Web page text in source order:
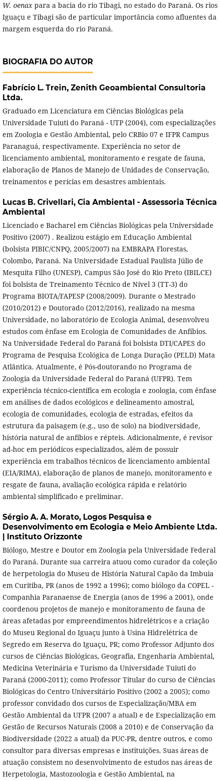
W. oenaxpara a bacia do rio Tibagi, no estado do Paraná. Os rios
Iguaçu e Tibagi são de particular importância como afluentes da
margem esquerda do rio Paraná.
BIOGRAFIA DO AUTOR
Fabrício L. Trein, Zenith Geoambiental Consultoria
Ltda.
Graduado em Licenciatura em Ciências Biológicas pela
Universidade Tuiuti do Paraná - UTP (2004), com especializações
em Zoologia e Gestão Ambiental, pelo CRBio 07 e IFPR Campus
Paranaguá, respectivamente. Experiência no setor de
licenciamento ambiental, monitoramento e resgate de fauna,
elaboração de Planos de Manejo de Unidades de Conservação,
treinamentos e perícias em desastres ambientais.
Lucas B. Crivellari, Cia Ambiental - Assessoria Técnica
Ambiental
Licenciado e Bacharel em Ciências Biológicas pela Universidade
Positivo (2007) . Realizou estágio em Educação Ambiental
(bolsista PIBIC/CNPQ, 2005/2007) na EMBRAPA Florestas,
Colombo, Paraná. Na Universidade Estadual Paulista Júlio de
Mesquita Filho (UNESP), Campus São José do Rio Preto (IBILCE)
foi bolsista de Treinamento Técnico de Nível 3 (TT-3) do
Programa BIOTA/FAPESP (2008/2009). Durante o Mestrado
(2010/2012) e Doutorado (2012/2016), realizado na mesma
Universidade, no laboratório de Ecologia Animal, desenvolveu
estudos com ênfase em Ecologia de Comunidades de Anfíbios.
Na Universidade Federal do Paraná foi bolsista DTI/CAPES do
Programa de Pesquisa Ecológica de Longa Duração (PELD) Mata
Atlântica. Atualmente, é Pós-doutorando no Programa de
Zoologia da Universidade Federal do Paraná (UFPR). Tem
experiência técnico-científica em ecologia e zoologia, com ênfase
em análises de dados ecológicos e delineamento amostral,
ecologia de comunidades, ecologia de estradas, efeitos da
estrutura da paisagem (e.g., uso de solo) na biodiversidade,
história natural de anfíbios e répteis. Adicionalmente, é revisor
ad-hoc em periódicos especializados, além de possuir
experiência em trabalhos técnicos de licenciamento ambiental
(EIA/RIMA), elaboração de planos de manejo, monitoramento e
resgate de fauna, avaliação ecológica rápida e relatório
ambiental simplificado e preliminar.
Sérgio A. A. Morato, Logos Pesquisa e
Desenvolvimento em Ecologia e Meio Ambiente Ltda.
| Instituto Orizzonte
Biólogo, Mestre e Doutor em Zoologia pela Universidade Federal
do Paraná. Durante sua carreira atuou como curador da coleção
de herpetologia do Museu de História Natural Capão da Imbuia
em Curitiba, PR (anos de 1992 a 1996); como biólogo da COPEL -
Companhia Paranaense de Energia (anos de 1996 a 2001), onde
coordenou projetos de manejo e monitoramento de fauna de
áreas afetadas por empreendimentos hidrelétricos e a criação
do Museu Regional do Iguaçu junto à Usina Hidrelétrica de
Segredo em Reserva do Iguaçu, PR; como Professor Adjunto dos
cursos de Ciências Biológicas, Geografia, Engenharia Ambiental,
Medicina Veterinária e Turismo da Universidade Tuiuti do
Paraná (2000-2011); como Professor Titular do curso de Ciências
Biológicas do Centro Universitário Positivo (2002 a 2005); como
professor convidado dos cursos de Especialização/MBA em
Gestão Ambiental da UFPR (2007 a atual) e de Especialização em
Gestão de Recursos Naturais (2008 a 2010) e de Conservação da
Biodiversidade (2022 a atual) da PUC-PR, dentre outros, e como
consultor para diversas empresas e instituições. Suas áreas de
atuação consistem no desenvolvimento de estudos nas áreas de
Herpetologia, Mastozoologia e Gestão Ambiental, na